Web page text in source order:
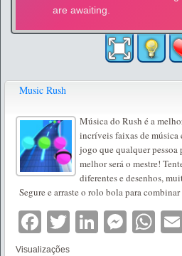
Music Rush
Música do Rush é a
incríveis faixas de música
jogo que qualquer pessoa
melhor será o mestre!
diferentes e desenhos,
Segure e arraste o rolo bola para
Facebook
TwitterLinkedIn
Visualizações